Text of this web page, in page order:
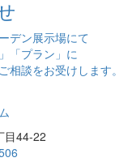
デン展示場にて
「プラン」に
相談をお受けします。
目44-22